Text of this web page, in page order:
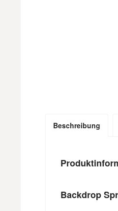
Beschreibung
Backdrop